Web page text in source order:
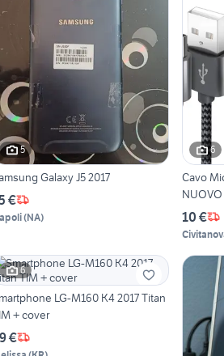
5
Galaxy J5 2017
€
(NA)
6
Cavo
NUOVO
10 €
6
LG-M160 K4 2017 Titan
+ cover
€